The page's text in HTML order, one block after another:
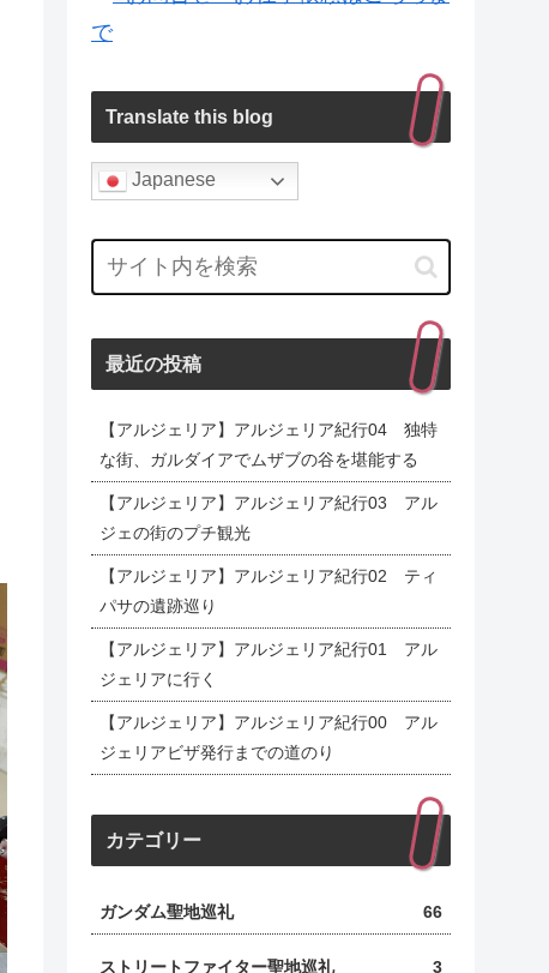
で
Translate this blog
Japanese
最近の投稿
【アルジェリア】アルジェリア紀行04 独特
な街、ガルダイアでムザブの谷を堪能する
【アルジェリア】アルジェリア紀行03 アル
ジェの街のプチ観光
【アルジェリア】アルジェリア紀行02 ティ
パサの遺跡巡り
【アルジェリア】アルジェリア紀行01 アル
ジェリアに行く
【アルジェリア】アルジェリア紀行00 アル
ジェリアビザ発行までの道のり
カテゴリー
ガンダム聖地巡礼 66
ストリートファイター聖地巡礼 3